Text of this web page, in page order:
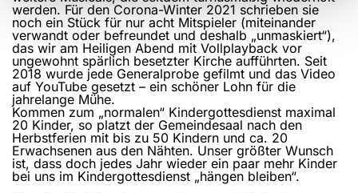
werden. Für den Corona-Winter 2021 schrieben sie
noch ein Stück für nur acht Mitspieler (miteinander
verwandt oder befreundet und deshalb „unmaskiert“),
das wir am Heiligen Abend mit Vollplayback vor
ungewohnt spärlich besetzter Kirche aufführten. Seit
2018 wurde jede Generalprobe gefilmt und das Video
auf YouTube gesetzt – ein schöner Lohn für die
jahrelange Mühe.
Kommen zum „normalen“ Kindergottesdienst maximal
20 Kinder, so platzt der Gemeindesaal nach den
Herbstferien mit bis zu 50 Kindern und ca. 20
Erwachsenen aus den Nähten. Unser größter Wunsch
ist, dass doch jedes Jahr wieder ein paar mehr Kinder
bei uns im Kindergottesdienst „hängen bleiben“.